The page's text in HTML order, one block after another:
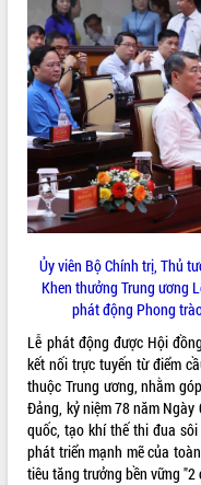
ĐIỂM TIN VĂN BẢN
QUY HOẠCH - KẾ HOẠCH
Ủy viên Bộ Chính trị, Thủ
Khen thưởng Trung ương
phát động Phong
Lễ phát động được Hội
kết nối trực tuyến từ điểm
thuộc Trung ương, nhằm
Đảng, kỷ niệm 78 năm
quốc, tạo khí thế thi đua
phát triển mạnh mẽ của
tiêu tăng trưởng bền vững